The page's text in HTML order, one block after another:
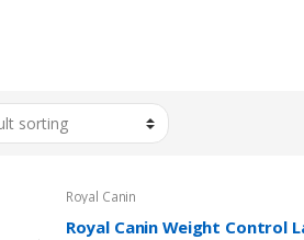
Royal Canin
Royal Canin Weight Control